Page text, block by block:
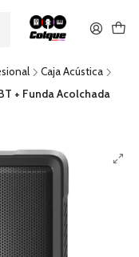
transferencia bancaria
no es
a gastos de envío.
Caja Acústica
+ Funda Acolchada